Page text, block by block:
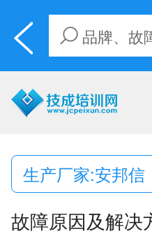
生产厂家:安邦信
故障原因及解决